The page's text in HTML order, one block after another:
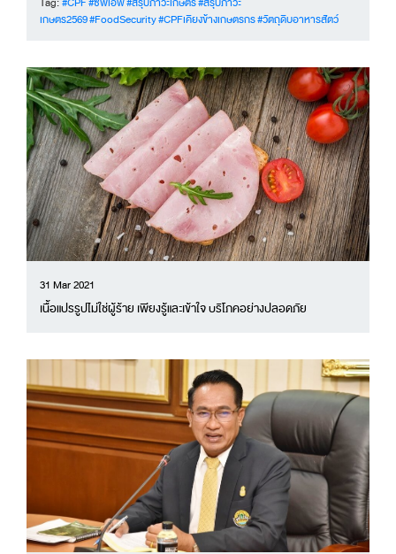
Tag:#CPF#ซีพีเอฟ#สรุปภาวะเกษตร#สรุปภาวะ
เกษตร2569#FoodSecurity#CPFเคียงข้างเกษตรกร#วัตถุดิบอาหารสัตว์
31 Mar 2021
เนื้อแปรรูปไม่ใช่ผู้ร้าย เพียงรู้และเข้าใจ บริโภคอย่างปลอดภัย